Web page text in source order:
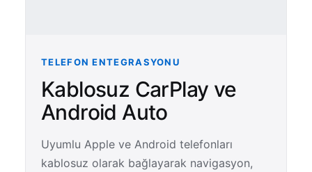
TELEFON ENTEGRASYONU
Kablosuz CarPlay ve
Android Auto
Uyumlu Apple ve Android telefonları
kablosuz olarak bağlayarak navigasyon,